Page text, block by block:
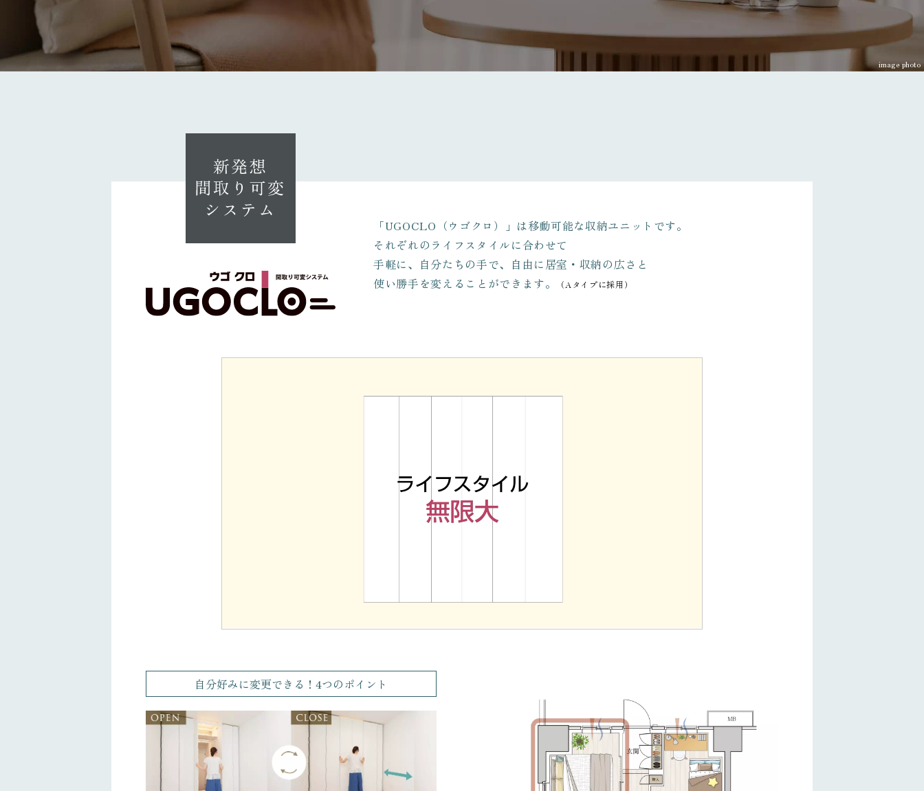
image photo
「UGOCLO（ウゴクロ）」は移動可能な収納ユニットです。
それぞれのライフスタイルに合わせて
手軽に、自分たちの手で、自由に居室・収納の広さと
使い勝手を変えることができます。
（Aタイプに採用）
自分好みに変更できる！4つのポイント